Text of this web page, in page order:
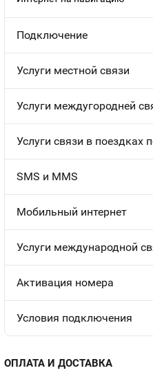
Подключение
Услуги местной связи
Услуги междугородней
Услуги связи в поездках
SMS и MMS
Мобильный интернет
Услуги международной
Aктивация номера
Условия подключения
ОПЛАТА И ДОСТАВКА